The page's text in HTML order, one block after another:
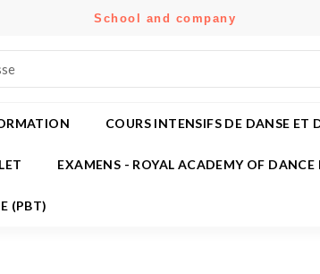
School and company
COURS INTENSIFS DE DANSE ET
EXAMENS - ROYAL ACADEMY OF
(PBT)
une liste d'envies
Annuler